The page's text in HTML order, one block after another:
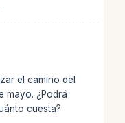
el camino del
mayo. ¿Podrá
cuesta?